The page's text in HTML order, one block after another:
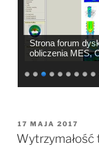
Giełda
OPUBLIKOWANE
W
17 MAJA 2017
Wytrzymałość